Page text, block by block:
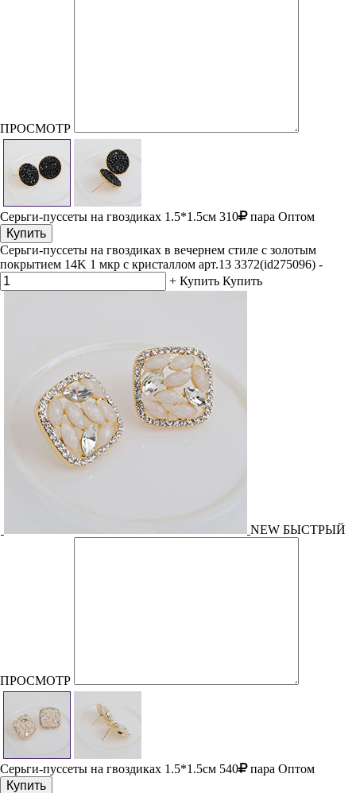
ПРОСМОТР
Серьги-пуссеты на гвоздиках 1.5*1.5см 310 пара Оптом
Купить
Серьги-пуссеты на гвоздиках в вечернем стиле с золотым
покрытием 14K 1 мкр с кристаллом арт.13 3372(id275096) -
+ Купить Купить
NEW БЫСТРЫЙ
ПРОСМОТР
Серьги-пуссеты на гвоздиках 1.5*1.5см 540 пара Оптом
Купить